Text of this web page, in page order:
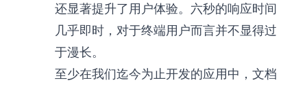
还显著提升了用户体验。六秒的响应时间
几乎即时，对于终端用户而言并不显得过
于漫长。
至少在我们迄今为止开发的应用中，文档